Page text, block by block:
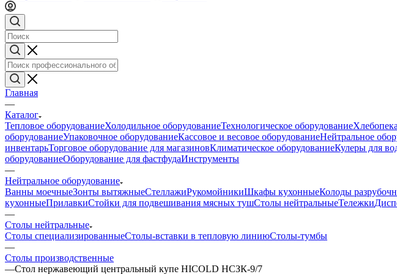
Главная
—
Каталог
Тепловое оборудованиеХолодильное оборудованиеТехнологическое оборудование
оборудованиеУпаковочное оборудованиеКассовое и весовое оборудованиеНейтральное
инвентарьТорговое оборудование для магазиновКлиматическое оборудованиеКулеры для
оборудованиеОборудование для фастфудаИнструменты
—
Нейтральное оборудование
Ванны моечныеЗонты вытяжныеСтеллажиРукомойникиШкафы кухонныеКолоды
кухонныеПрилавкиСтойки для подвешивания мясных тушСтолы нейтральныеТележки
—
Столы нейтральные
Столы специализированныеСтолы-вставки в тепловую линиюСтолы-тумбы
—
Столы производственные
—Стол нержавеющий центральный купе HICOLD НСЗК-9/7